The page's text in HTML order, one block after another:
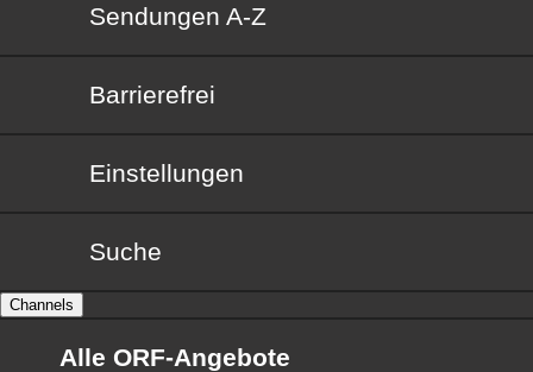
Sendungen von A bis Z
Sendungen A-Z
Barrierefrei
Barrierefrei
Einstellungen
Suche
Channels
Alle ORF-Angebote